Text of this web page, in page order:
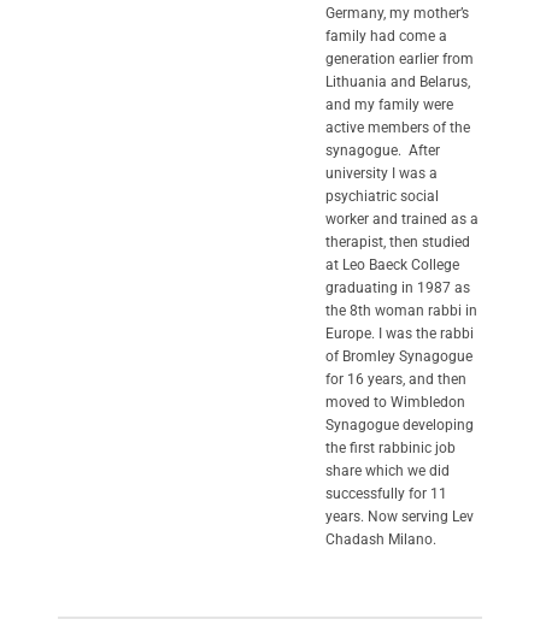
Germany, my mother’s
family had come a
generation earlier from
Lithuania and Belarus,
and my family were
active members of the
synagogue. After
university I was a
psychiatric social
worker and trained as a
therapist, then studied
at Leo Baeck College
graduating in 1987 as
the 8th woman rabbi in
Europe. I was the rabbi
of Bromley Synagogue
for 16 years, and then
moved to Wimbledon
Synagogue developing
the first rabbinic job
share which we did
successfully for 11
years. Now serving Lev
Chadash Milano.